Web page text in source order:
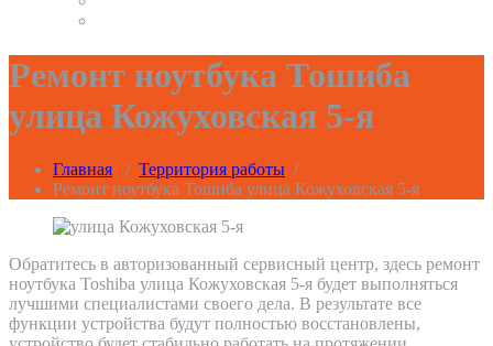
Ремонт ноутбука Тошиба
улица Кожуховская 5-я
Главная / Территория работы /
Ремонт ноутбука Тошиба улица Кожуховская 5-я
Обратитесь в авторизованный сервисный центр, здесь ремонт
ноутбука Toshiba улица Кожуховская 5-я будет выполняться
лучшими специалистами своего дела. В результате все
функции устройства будут полностью восстановлены,